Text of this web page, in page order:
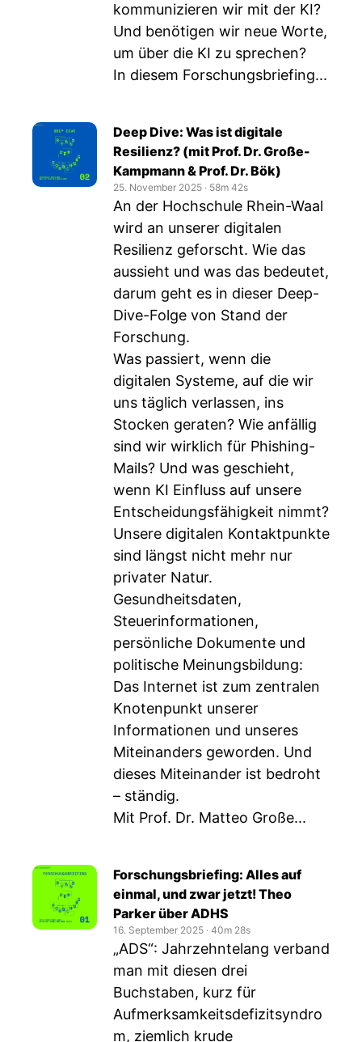
kommunizieren wir mit der KI?
Und benötigen wir neue Worte,
um über die KI zu sprechen?
In diesem Forschungsbriefing...
Deep Dive: Was ist digitale
Resilienz? (mit Prof. Dr. Große-
Kampmann & Prof. Dr. Bök)
25. November 2025 ‧ 58m 42s
An der Hochschule Rhein-Waal
wird an unserer digitalen
Resilienz geforscht. Wie das
aussieht und was das bedeutet,
darum geht es in dieser Deep-
Dive-Folge von Stand der
Forschung.
Was passiert, wenn die
digitalen Systeme, auf die wir
uns täglich verlassen, ins
Stocken geraten? Wie anfällig
sind wir wirklich für Phishing-
Mails? Und was geschieht,
wenn KI Einfluss auf unsere
Entscheidungsfähigkeit nimmt?
Unsere digitalen Kontaktpunkte
sind längst nicht mehr nur
privater Natur.
Gesundheitsdaten,
Steuerinformationen,
persönliche Dokumente und
politische Meinungsbildung:
Das Internet ist zum zentralen
Knotenpunkt unserer
Informationen und unseres
Miteinanders geworden. Und
dieses Miteinander ist bedroht
– ständig.
Mit Prof. Dr. Matteo Große...
Forschungsbriefing: Alles auf
einmal, und zwar jetzt! Theo
Parker über ADHS
16. September 2025 ‧ 40m 28s
„ADS“: Jahrzehntelang verband
man mit diesen drei
Buchstaben, kurz für
Aufmerksamkeitsdefizitsyndro
m, ziemlich krude